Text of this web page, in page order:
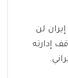
لن
إدارته